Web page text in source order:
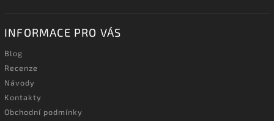
INFORMACE PRO VÁS
Blog
Recenze
Návody
Kontakty
Obchodní podmínky